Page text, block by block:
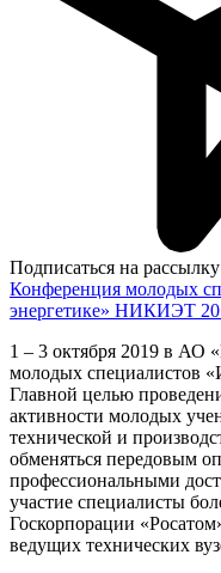
Подписаться на рассылку
Конференция молодых
энергетике» НИКИЭТ
1 – 3 октября 2019 в АО
молодых специалистов
Главной целью
активности молодых
технической и
обменяться передовым
профессиональными
участие специалисты
Госкорпорации
ведущих технических